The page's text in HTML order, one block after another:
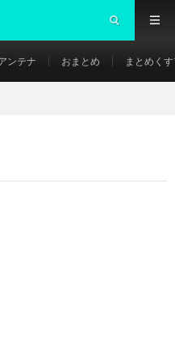
ンテナ おまとめ まとめく